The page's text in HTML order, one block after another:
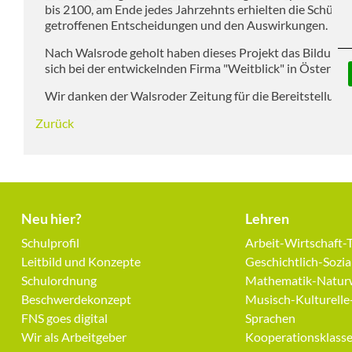
bis 2100, am Ende jedes Jahrzehnts erhielten die
getroffenen Entscheidungen und den Auswirkungen.
Nach Walsrode geholt haben dieses Projekt das
sich bei der entwickelnden Firma "Weitblick" in
Wir danken der Walsroder Zeitung für die Bereitstellung
Zurück
Neu hier?
Navigation
überspringen
Schulprofil
Leitbild und Konzepte
Schulordnung
Beschwerdekonzept
FNS goes digital
Wir als Arbeitgeber
Lehren
Navigation
überspringen
Arbeit-Wirtschaft-
Geschichtlich-
Mathematik-
Musisch-
Sprachen
Kooperationsklasse